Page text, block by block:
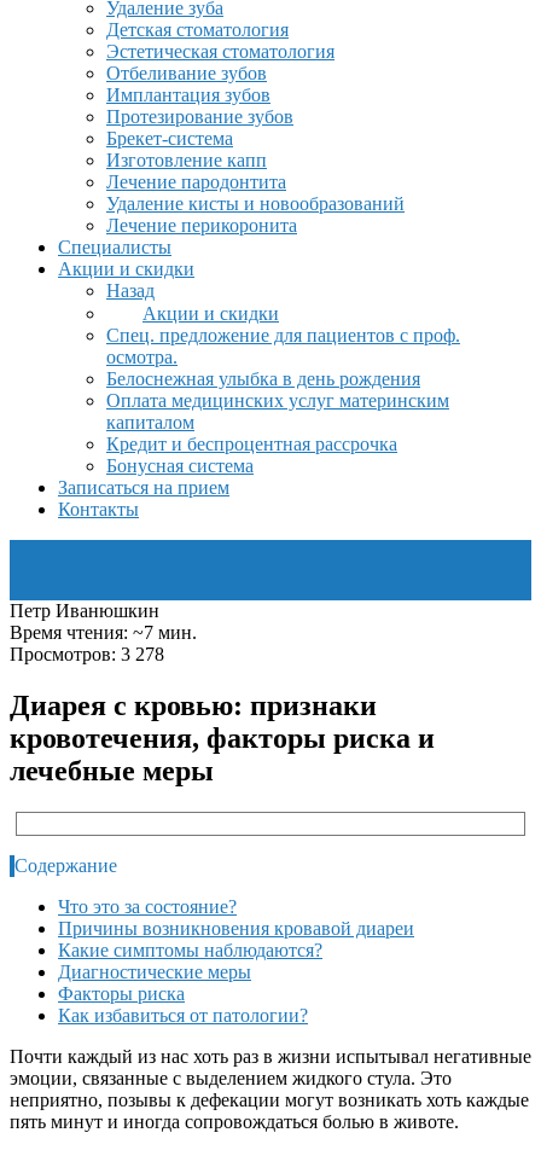
Удаление зуба
Детская стоматология
Эстетическая стоматология
Отбеливание зубов
Имплантация зубов
Протезирование зубов
Брекет-система
Изготовление капп
Лечение пародонтита
Удаление кисты и новообразований
Лечение перикоронита
Специалисты
Акции и скидки
Назад
Акции и скидки
Спец. предложение для пациентов с проф.
осмотра.
Белоснежная улыбка в день рождения
Оплата медицинских услуг материнским
капиталом
Кредит и беспроцентная рассрочка
Бонусная система
Записаться на прием
Контакты
Петр Иванюшкин
Время чтения: ~7 мин.
Просмотров: 3 278
Диарея с кровью: признаки
кровотечения, факторы риска и
лечебные меры
Содержание
Что это за состояние?
Причины возникновения кровавой диареи
Какие симптомы наблюдаются?
Диагностические меры
Факторы риска
Как избавиться от патологии?
Почти каждый из нас хоть раз в жизни испытывал негативные
эмоции, связанные с выделением жидкого стула. Это
неприятно, позывы к дефекации могут возникать хоть каждые
пять минут и иногда сопровождаться болью в животе.